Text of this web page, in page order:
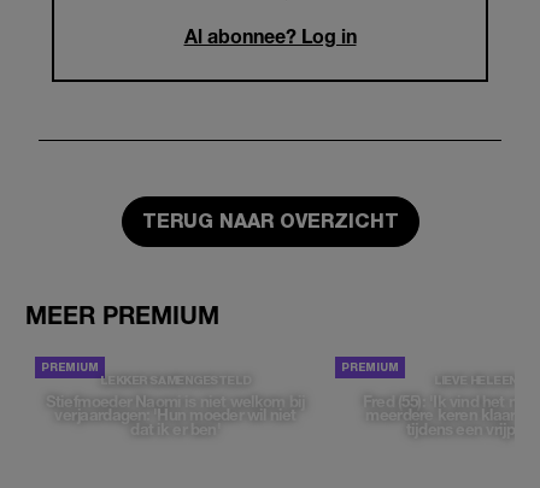
Al abonnee? Log in
TERUG NAAR OVERZICHT
MEER PREMIUM
LEKKER SAMENGESTELD
Stiefmoeder Naomi is niet welkom bij
verjaardagen: 'Hun moeder wil niet
dat ik er ben'
LIEVE HELEEN
Fred (55): 'Ik vind het
meerdere keren klaar te
tijdens een